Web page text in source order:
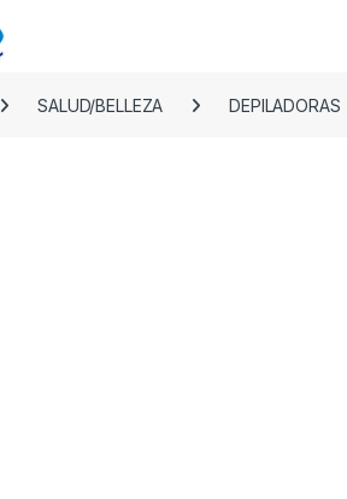
SALUD/BELLEZA DEPILADORAS